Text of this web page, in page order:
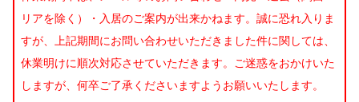
リアを除く）・入居のご案内が出来かねます。誠に恐れ入りま
すが、上記期間にお問い合わせいただきました件に関しては、
休業明けに順次対応させていただきます。ご迷惑をおかけいた
しますが、何卒ご了承くださいますようお願いいたします。